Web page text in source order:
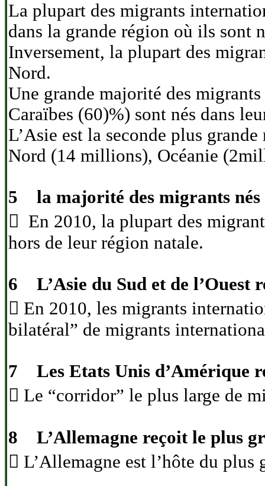
La plupart des migrants
dans la grande région où ils sont
Inversement, la plupart des
Nord.
Une grande majorité des
Caraïbes (60)%) sont nés dans
L’Asie est la seconde plus
Nord (14 millions), Océanie
5 la majorité des migrants nés
 En 2010, la plupart des
hors de leur région natale.
6 L’Asie du Sud et de l’Ouest
 En 2010, les migrants
bilatéral” de migrants
7 Les Etats Unis d’Amérique
 Le “corridor” le plus large de
8 L’Allemagne reçoit le plus
 L’Allemagne est l’hôte du